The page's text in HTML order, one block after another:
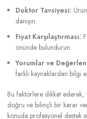
Doktor Tavsiyesi:
danışın.
Fiyat Karşılaştırması:
önünde bulundurun.
Yorumlar ve
farklı kaynaklardan bilgi
Bu faktörlere dikkat ederek,
doğru ve bilinçli bir karar
konuda profesyonel destek